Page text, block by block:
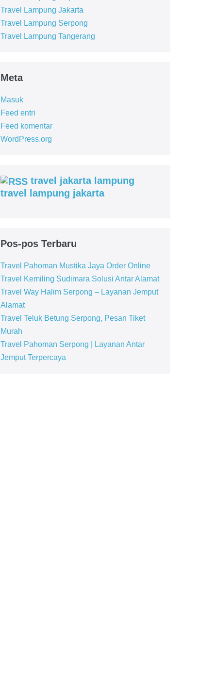
Travel Lampung Jakarta
Travel Lampung Serpong
Travel Lampung Tangerang
Meta
Masuk
Feed entri
Feed komentar
WordPress.org
travel jakarta lampung
travel lampung jakarta
Pos-pos Terbaru
Travel Pahoman Mustika Jaya Order Online
Travel Kemiling Sudimara Solusi Antar Alamat
Travel Way Halim Serpong – Layanan Jemput
Alamat
Travel Teluk Betung Serpong, Pesan Tiket
Murah
Travel Pahoman Serpong | Layanan Antar
Jemput Terpercaya